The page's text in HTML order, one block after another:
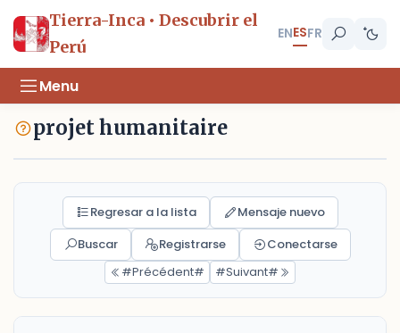
Tierra-Inca • Descubrir el
Perú
ENESFR
Menu
projet humanitaire
Regresar a la lista
Mensaje nuevo
Buscar
Registrarse
Conectarse
#Précédent#
#Suivant#